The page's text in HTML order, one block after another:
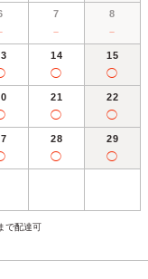
7
－
8
－
14
◯
15
◯
21
◯
22
◯
28
◯
29
◯
で配達可